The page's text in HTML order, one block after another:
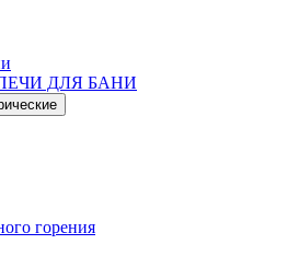
ДЛЯ БАНИ
горения